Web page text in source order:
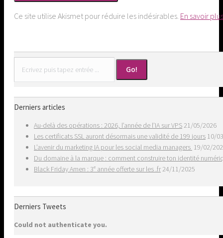
Ce site utilise Akismet pour réduire les indésirables. En savoir
Derniers articles
Au-delà des opérations : 2026, l’année de l’IA sur VPS21/05/2026
Les certificats SSL auront désormais une validité de 199 jours 10/
L’avenir du marketing IA pour les social media managers 19/02/
Du domaine à la marque : comment construire ton identité
Black Friday Amen : 3ᵉ année offerte sur les .fr24/11/2025
Derniers Tweets
Could not authenticate you.